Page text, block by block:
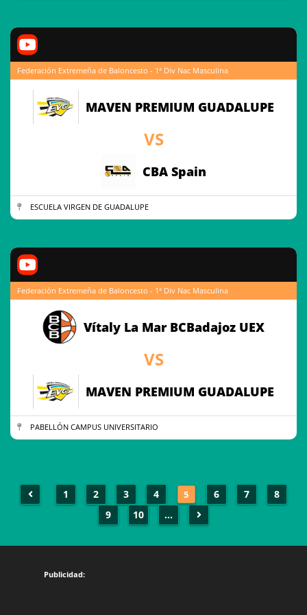
Federación Extremeña de Baloncesto - 1ª Div Nac Masculina
MAVEN PREMIUM GUADALUPE
VS
CBA Spain
ESCUELA VIRGEN DE GUADALUPE
Federación Extremeña de Baloncesto - 1ª Div Nac Masculina
Vítaly La Mar BCBadajoz UEX
VS
MAVEN PREMIUM GUADALUPE
PABELLÓN CAMPUS UNIVERSITARIO
1 2 3 4 5 6 7
8
9
10 ...